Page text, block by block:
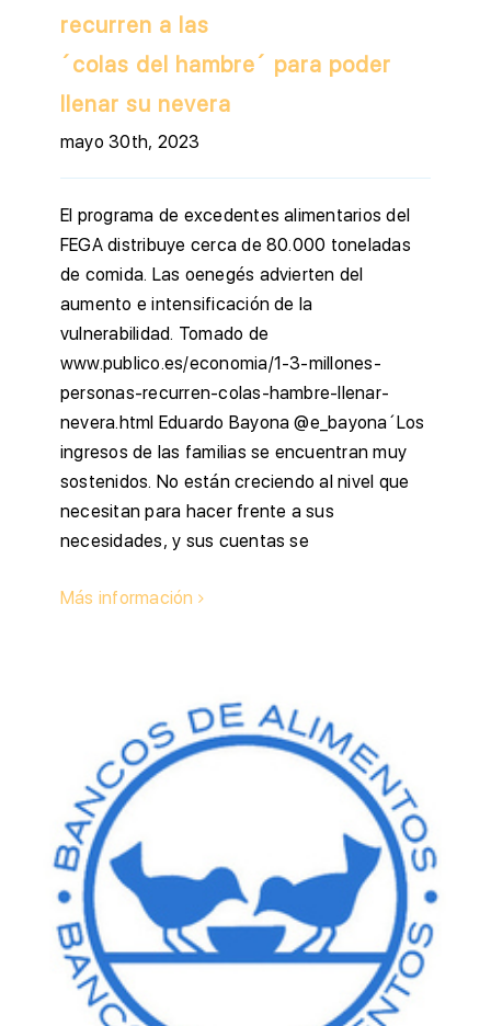
recurren a las
´colas del hambre´ para poder
llenar su nevera
mayo 30th, 2023
El programa de excedentes alimentarios del
FEGA distribuye cerca de 80.000 toneladas
de comida. Las oenegés advierten del
aumento e intensificación de la
vulnerabilidad. Tomado de
www.publico.es/economia/1-3-millones-
personas-recurren-colas-hambre-llenar-
nevera.html Eduardo Bayona @e_bayona´Los
ingresos de las familias se encuentran muy
sostenidos. No están creciendo al nivel que
necesitan para hacer frente a sus
necesidades, y sus cuentas se
Más información